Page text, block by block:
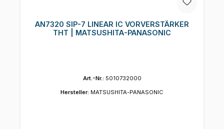
AN7320 SIP-7 LINEAR IC VORVERSTÄRKER
THT | MATSUSHITA-PANASONIC
Art.-Nr.: 5010732000
Hersteller: MATSUSHITA-PANASONIC